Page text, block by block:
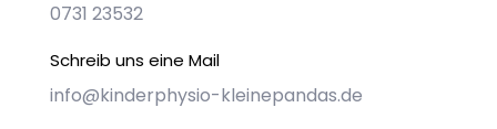
0731 23532
Schreib uns eine Mail
info@kinderphysio-kleinepandas.de